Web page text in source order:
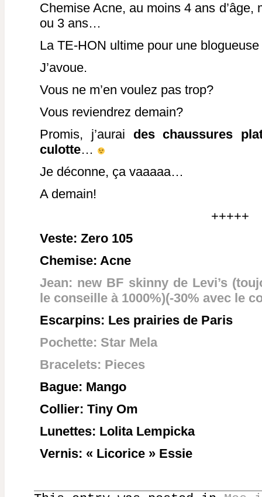
Chemise Acne, au moins 4 ans
ou 3 ans…
La TE-HON ultime pour une
J’avoue.
Vous ne m’en voulez pas trop?
Vous reviendrez demain?
Promis, j’aurai des chaussures
culotte…
Je déconne, ça vaaaaa…
A demain!
+++++
Veste: Zero 105
Chemise: Acne
Jean: new BF skinny de Levi’s
le conseille à 1000%)(-30% avec le
Escarpins: Les prairies de Paris
Pochette: Star Mela
Bracelets: Pieces
Bague: Mango
Collier: Tiny Om
Lunettes: Lolita Lempicka
Vernis: « Licorice » Essie